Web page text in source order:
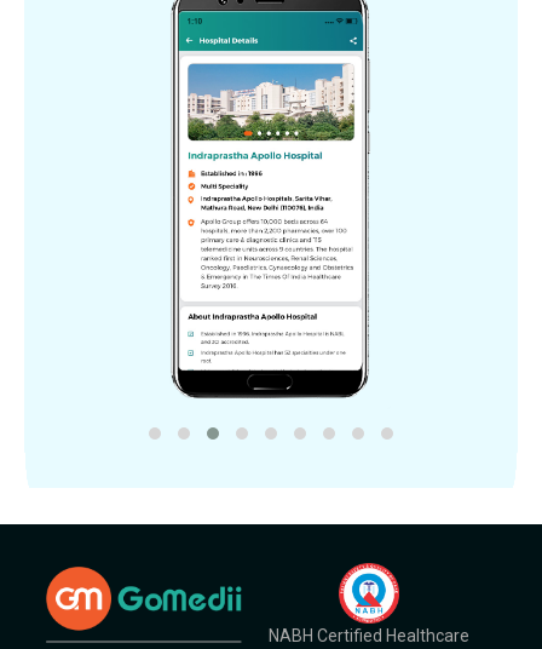
NABH Certified Healthcare